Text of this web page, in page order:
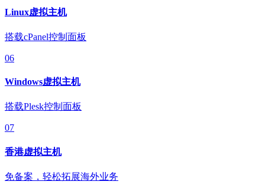
Linux虚拟主机
搭载cPanel控制面板
06
Windows虚拟主机
搭载Plesk控制面板
07
香港虚拟主机
免备案，轻松拓展海外业务